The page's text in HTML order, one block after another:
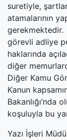
suretiyle,
atamalarının
gerekmektedir.
görevli adliye
haklarında
diğer
Diğer Kamu
Kanun
Bakanlığı’nda
koşuluyla bu
Yazı İşleri